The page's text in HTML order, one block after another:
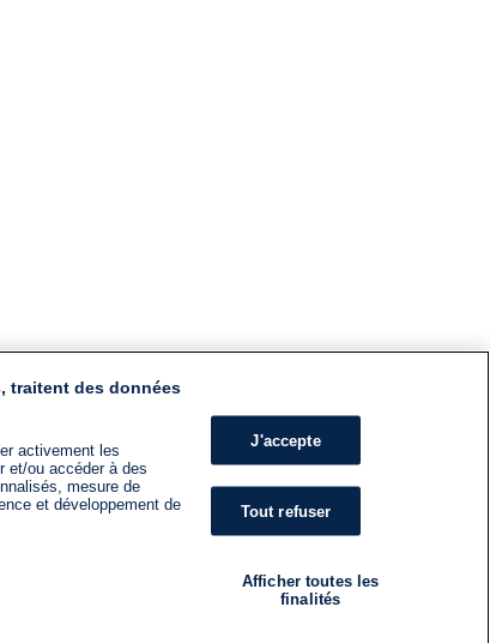
traitent des données
activement les
et/ou accéder à des
mesure de
et développement de
J'accepte
Tout refuser
Afficher toutes les
finalités